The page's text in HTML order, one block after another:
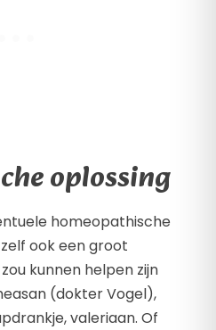
oplossing
homeopathische
ook een groot
kunnen helpen zijn
(dokter Vogel),
valeriaan. Of